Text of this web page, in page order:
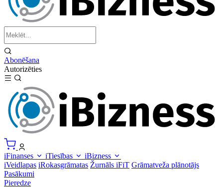
Abonēšana
Autorizēties
iFinanses iTiesības
iBizness
iVeidlapas iRokasgrāmatas Žurnāls iFiT Grāmatveža plānotājs
Pasākumi
Pieredze